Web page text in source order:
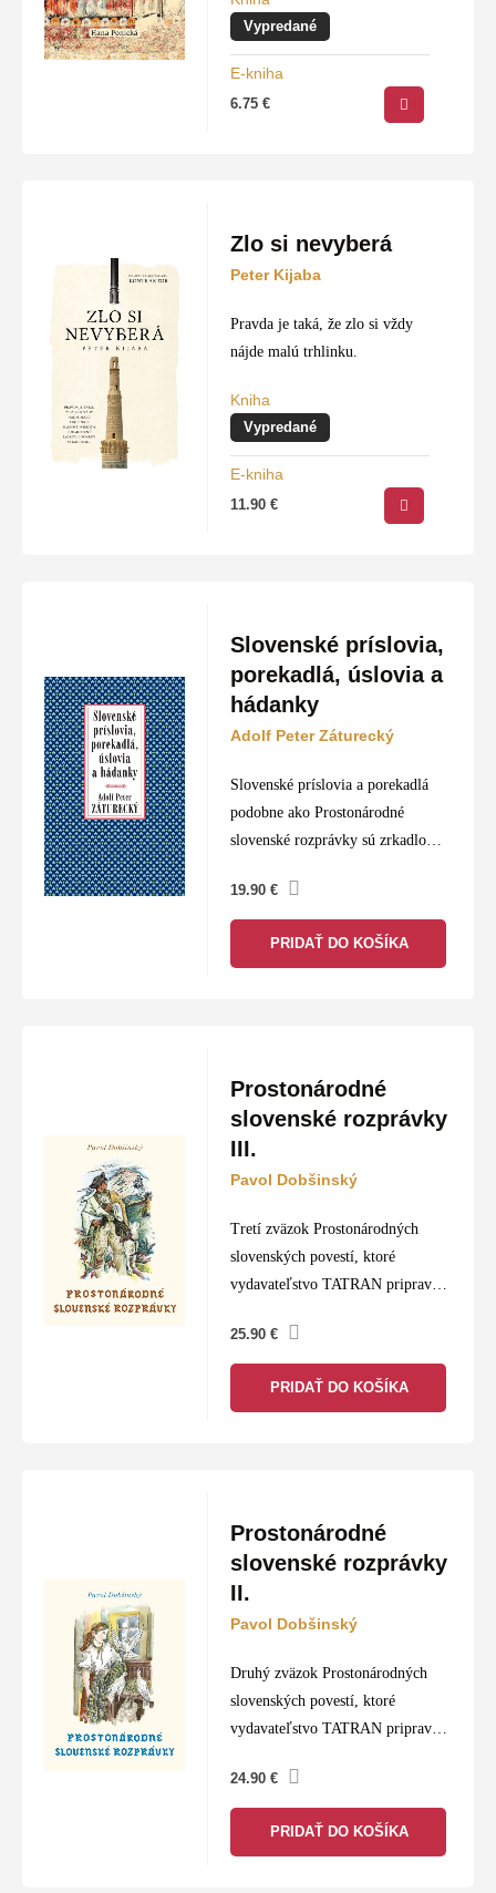
dvadsiateho storočia.
Vypredané
E-kniha
6.75€
Zlo si nevyberá
Peter Kijaba
Pravda je taká, že zlo si vždy
nájde malú trhlinku.
Kniha
Vypredané
E-kniha
11.90€
Slovenské príslovia,
porekadlá, úslovia a
hádanky
Adolf Peter Záturecký
Slovenské príslovia a porekadlá
podobne ako Prostonárodné
slovenské rozprávky sú zrkadlom
autor Adolf Peter Záturecký,
potomok starej slovenskej rodiny,
ktorá v dejinách národa zohrala
19.90€
PRIDAŤ DO KOŠÍKA
Prostonárodné
slovenské rozprávky
III.
Pavol Dobšinský
Tretí zväzok Prostonárodných
slovenských povestí, ktoré
vydavateľstvo TATRAN pripravilo
výročia svojho založenia, je
zavŕšením edície pripravenej
Eugenom Paulinym v roku 1958.
25.90€
PRIDAŤ DO KOŠÍKA
Prostonárodné
slovenské rozprávky
II.
Pavol Dobšinský
Druhý zväzok Prostonárodných
slovenských povestí, ktoré
vydavateľstvo TATRAN pripravilo
výročia svojho založenia, prináša
dvadsaťsedem rozprávok, ktoré
pôvodne vyšli v Slovenských
24.90€
PRIDAŤ DO KOŠÍKA